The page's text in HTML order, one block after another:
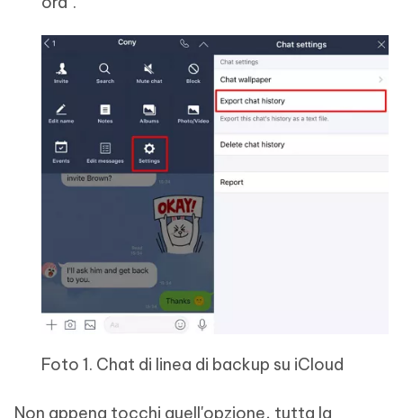
Foto 1. Chat di linea di backup su iCloud
Non appena tocchi quell'opzione, tutta la